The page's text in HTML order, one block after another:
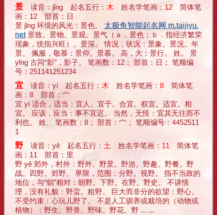
景 读音：jǐng 起名五行： 木 姓名学笔画： 12 简体笔
画：12 部首：日
景 jǐng 环境的风光：景色。 太极鱼智能起名网 m.taijiyu.
net景致。景物。景观。景气（ａ．景色；ｂ．指经济繁荣
现象，统指兴旺）。景深。 情况，状况：景象。景况。年
景。 佩服，敬慕：景仰。景慕。 高，大：景行。 姓。 景
yǐng 古同“影”，影子。 笔画数：12； 部首：日； 笔顺编
号：251141251234
宜 读音：yí 起名五行： 木 姓名学笔画： 8 简体笔
画：8 部首：宀
宜 yí 适合，适当：宜人。宜于。合宜。权宜。适宜。相
宜。 应该，应当：事不宜迟。 当然，无怪：宜其无往而不
利也。 姓。 笔画数：8； 部首：宀； 笔顺编号：4452511
1
野 读音：yě 起名五行： 土 姓名学笔画： 11 简体笔
画：11 部首：里
野 yě 郊外，村外：野外。野景。野游。野趣。野餐。野
战。四野。郊野。 界限，范围：分野。视野。 指不当政的
地位，与“朝”相对：朝野。下野。在野。野史。 不讲情
理，没有礼貌：野蛮。粗野。 巨大而非分的欲望：野心。
不受约束：心玩儿野了。 不是人工驯养或栽培的（动物或
植物）：野生。野兽。野味。野花。野 ... ...